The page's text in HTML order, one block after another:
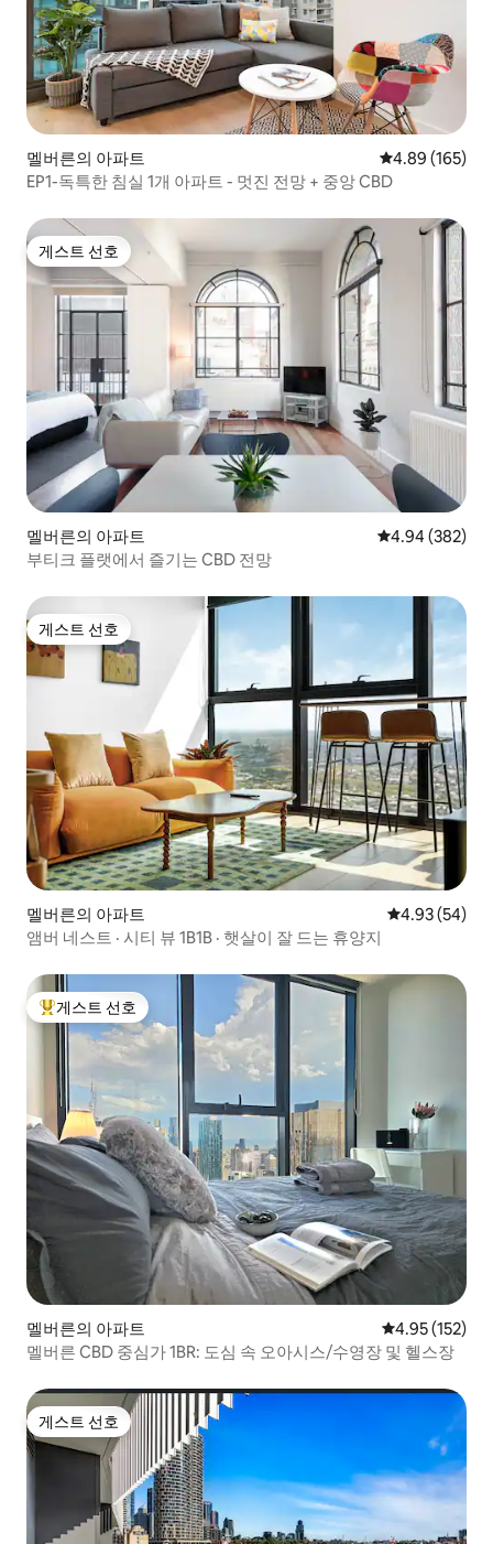
멜버른의 아파트 평점 4.89점(5
4.89 (165)
EP1-독특한 침실 1개 아파트 - 멋진 전망 + 중앙 CBD
게스트 선호
게스트 선호
멜버른의 아파트 평점 4.94점(5
4.94 (382)
부티크 플랫에서 즐기는 CBD 전망
게스트 선호
게스트 선호
멜버른의 아파트 평점 4.93점(5
4.93 (54)
앰버 네스트 · 시티 뷰 1B1B · 햇살이 잘 드는 휴양지
상위 게스트 선호
게스트 선호
멜버른의 아파트 평점 4.95점(5
4.95 (152)
멜버른 CBD 중심가 1BR: 도심 속 오아시스/수영장 및 헬스장
게스트 선호
게스트 선호